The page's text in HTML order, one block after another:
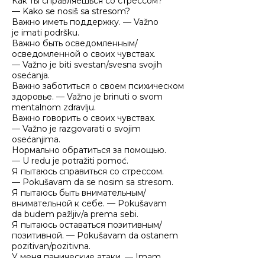
— Kako se nosiš sa stresom?
Важно иметь поддержку. — Važno
je imati podršku.
Важно быть осведомленным/
осведомленной о своих чувствах.
— Važno je biti svestan/svesna svojih
osećanja.
Важно заботиться о своем психическом
здоровье. — Važno je brinuti o svom
mentalnom zdravlju.
Важно говорить о своих чувствах.
— Važno je razgovarati o svojim
osećanjima.
Нормально обратиться за помощью.
— U redu je potražiti pomoć.
Я пытаюсь справиться со стрессом.
— Pokušavam da se nosim sa stresom.
Я пытаюсь быть внимательным/
внимательной к себе. — Pokušavam
da budem pažljiv/a prema sebi.
Я пытаюсь оставаться позитивным/
позитивной. — Pokušavam da ostanem
pozitivan/pozitivna.